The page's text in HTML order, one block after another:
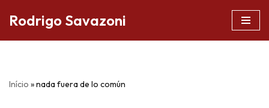
conteúdo
Rodrigo Savazoni
Início »nada fuera de lo común